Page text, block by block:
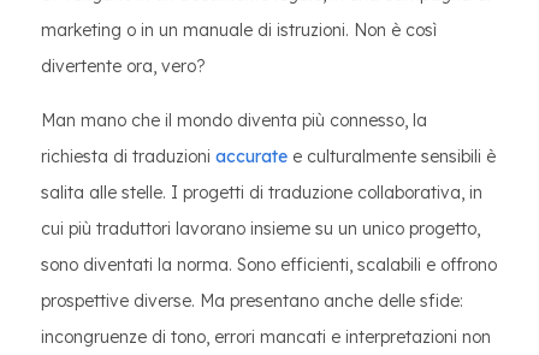
marketing o in un manuale di istruzioni. Non è così
divertente ora, vero?
Man mano che il mondo diventa più connesso, la
richiesta di traduzioni accurate e culturalmente sensibili è
salita alle stelle. I progetti di traduzione collaborativa, in
cui più traduttori lavorano insieme su un unico progetto,
sono diventati la norma. Sono efficienti, scalabili e offrono
prospettive diverse. Ma presentano anche delle sfide:
incongruenze di tono, errori mancati e interpretazioni non